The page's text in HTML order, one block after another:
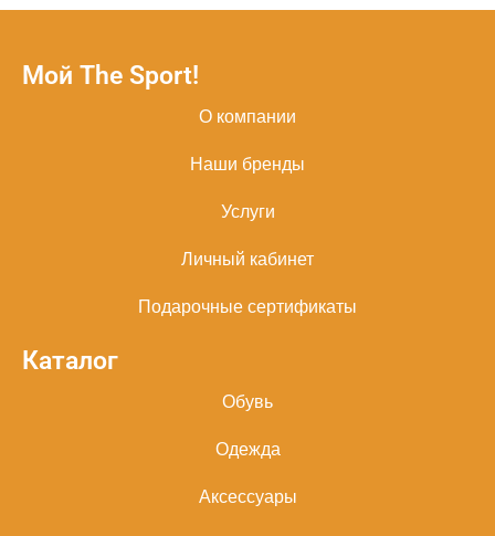
Мой The Sport!
О компании
Наши бренды
Услуги
Личный кабинет
Подарочные сертификаты
Каталог
Обувь
Одежда
Аксессуары